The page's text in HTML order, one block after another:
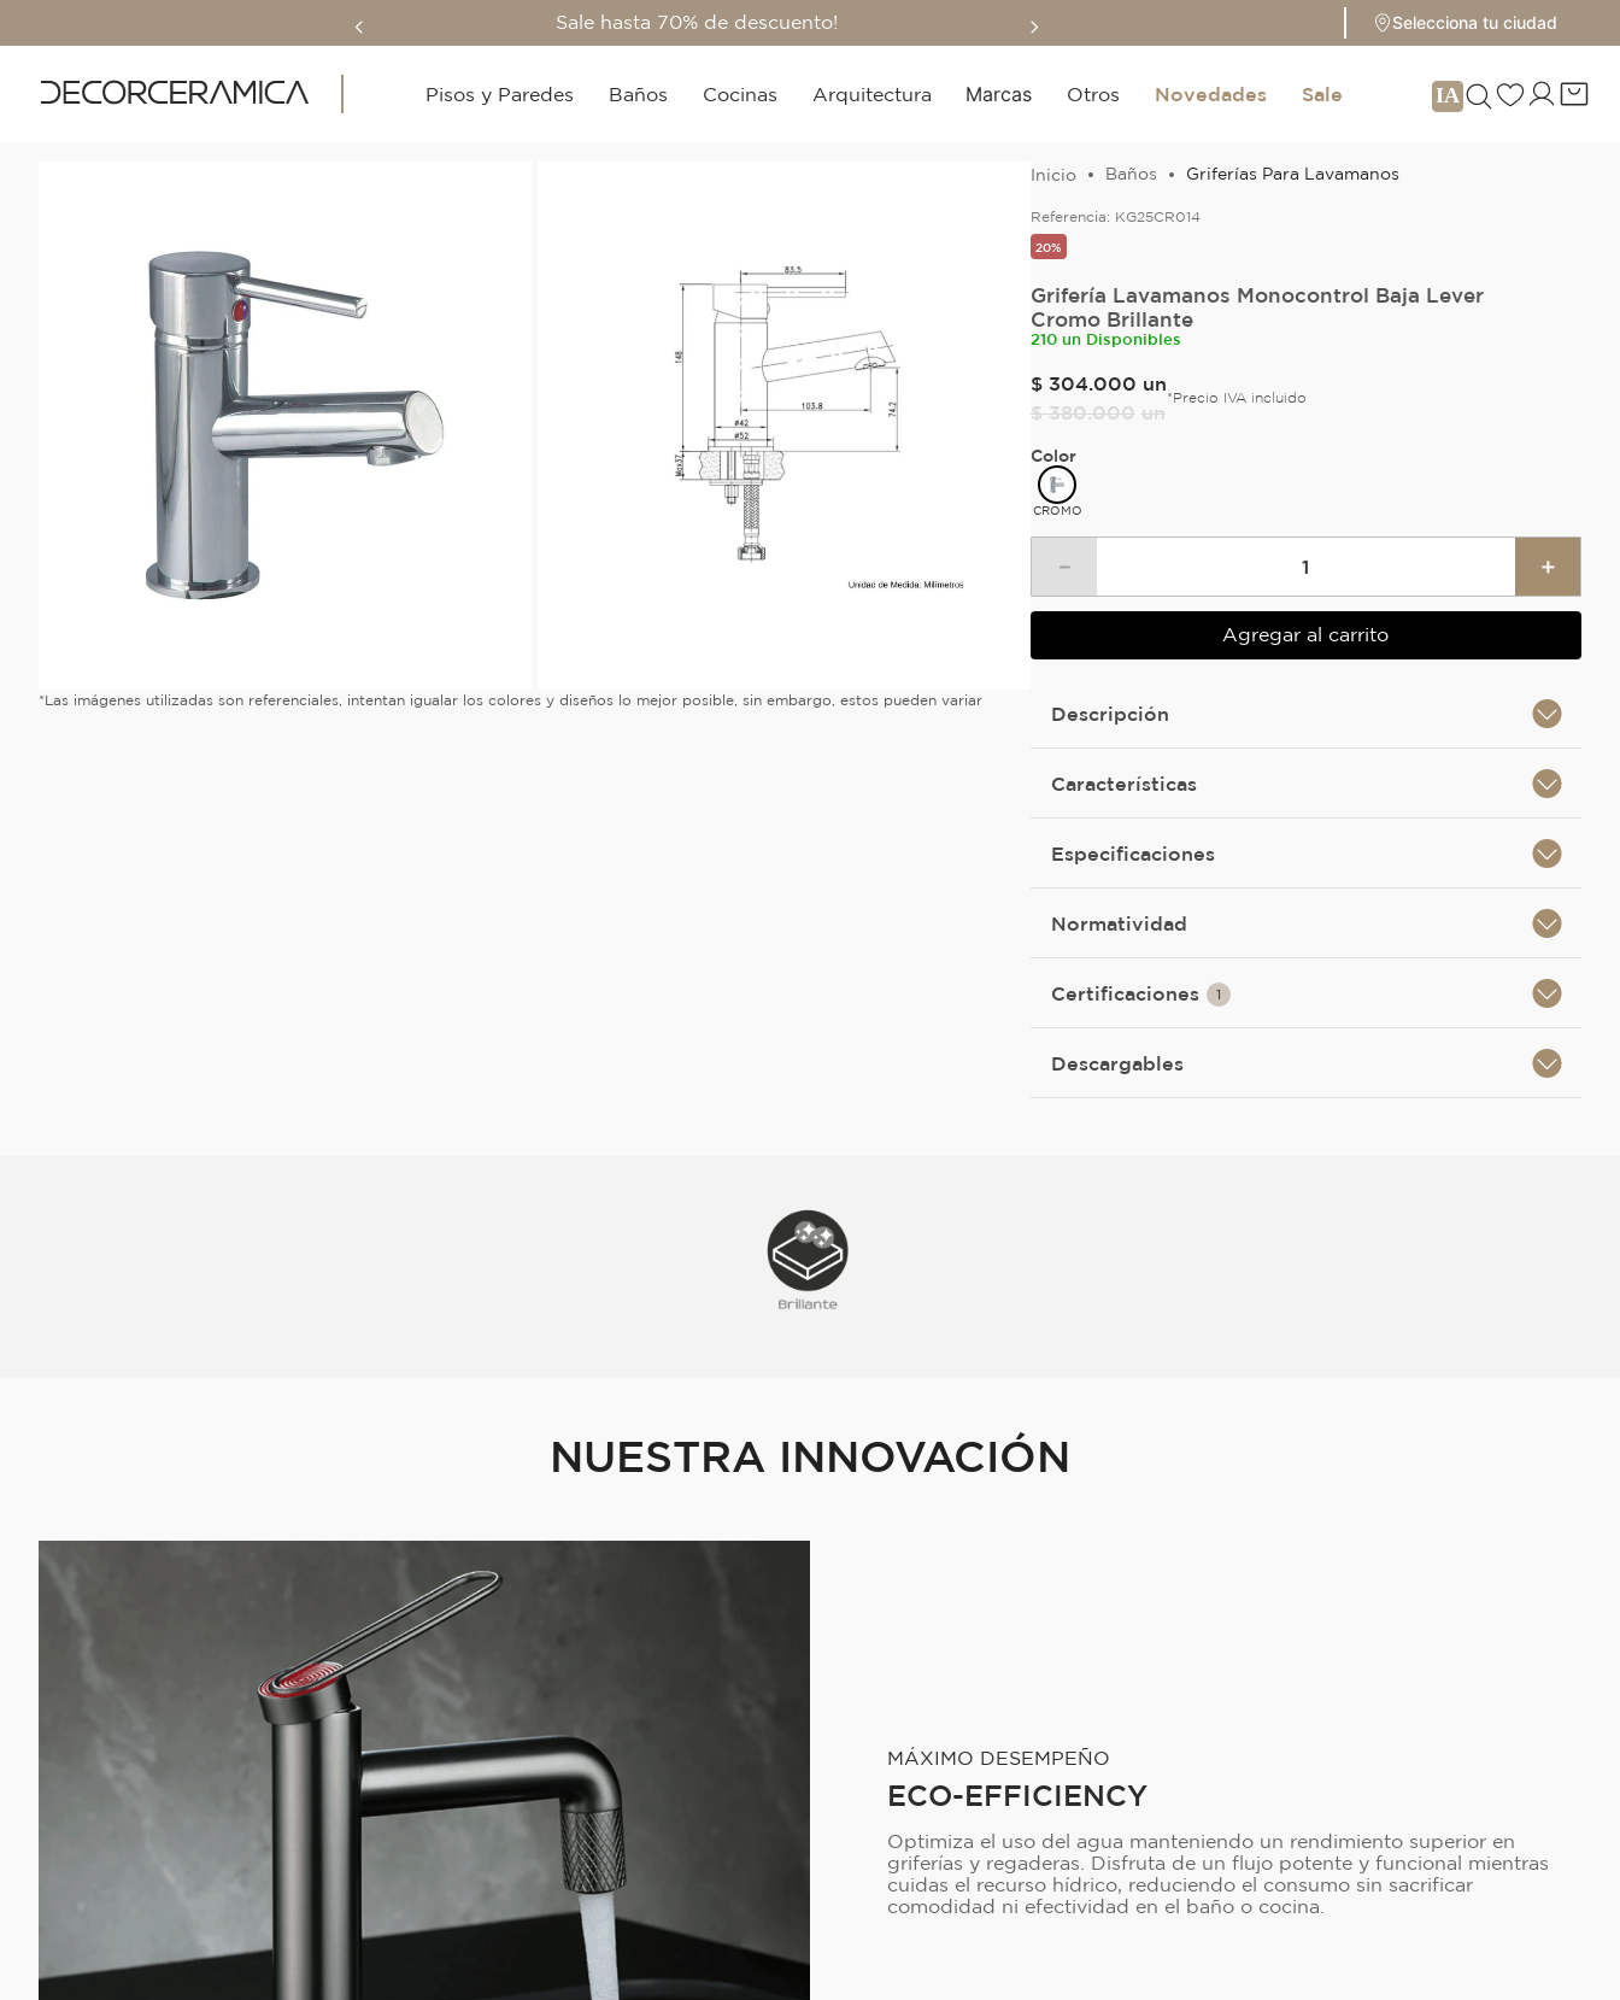
Sale hasta 70% de descuento! Selecciona tu ciudad
Pisos y Paredes Baños Cocinas Arquitectura Marcas Otros Novedades Sale
*Las imágenes utilizadas son referenciales, intentan igualar los colores y diseños lo mejor posible, sin embargo, estos pueden variar
Baños Griferías Para Lavamanos
Referencia: KG25CR014
20%
Grifería Lavamanos Monocontrol Baja Lever
Cromo Brillante
210 un Disponibles
$ 304.000 un
$ 380.000 un
*Precio IVA incluido
Color
CROMO
＋
－
Agregar al carrito
Descripción
Características
Especificaciones
Normatividad
Certificaciones 1
Descargables
NUESTRA INNOVACIÓN
MÁXIMO DESEMPEÑO
ECO-EFFICIENCY
Optimiza el uso del agua manteniendo un rendimiento superior en
griferías y regaderas. Disfruta de un flujo potente y funcional mientras
cuidas el recurso hídrico, reduciendo el consumo sin sacrificar
comodidad ni efectividad en el baño o cocina.